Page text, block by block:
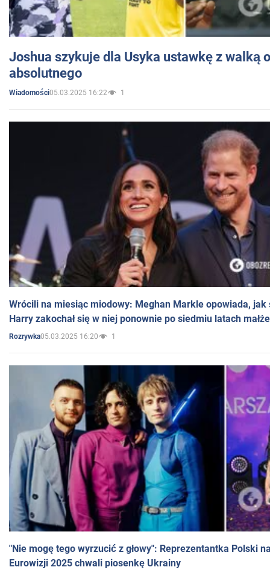
Joshua szykuje dla Usyka ustawkę z walką
absolutnego
Wiadomości05.03.2025 16:22 1
Wrócili na miesiąc miodowy: Meghan Markle opowiada, jak
Harry zakochał się w niej ponownie po siedmiu latach
Rozrywka05.03.2025 16:20 1
"Nie mogę tego wyrzucić z głowy": Reprezentantka Polski
Eurowizji 2025 chwali piosenkę Ukrainy